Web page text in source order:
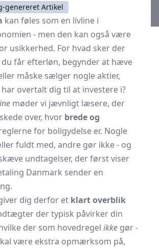
genereret Artikel
kan føles som en livline i
- men den kan også være
usikkerhed. For hvad sker der
får efterløn, begynder at hæve
måske sælger nogle aktier,
overtalt dig til at investere i?
møder vi jævnligt læsere, der
over, hvor brede og
for boligydelse er. Nogle
fuldt med, andre gør ikke - og
undtagelser, der først viser
Danmark sender en
dig derfor et klart overblik
der typisk påvirker din
der som hovedregel ikke gør -
være ekstra opmærksom på,